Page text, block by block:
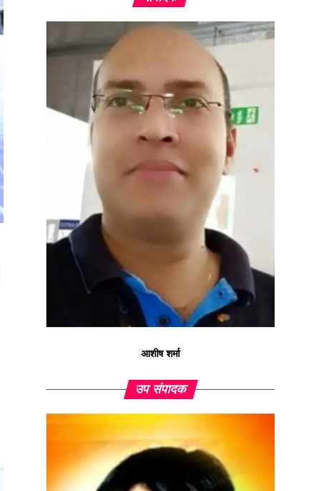
आशीष शर्मा
उप संपादक